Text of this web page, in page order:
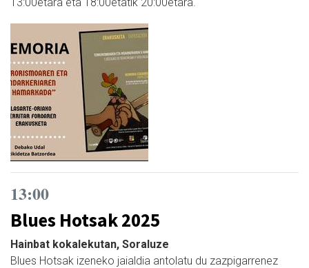
13:00
Blues Hotsak 2025
Hainbat kokalekutan, Soraluze
Blues Hotsak izeneko jaialdia antolatu du zazpigarrenez